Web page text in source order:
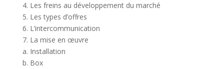
4. Les freins au développement du marché
5. Les types d’offres
6. L’intercommunication
7. La mise en œuvre
a. Installation
b. Box